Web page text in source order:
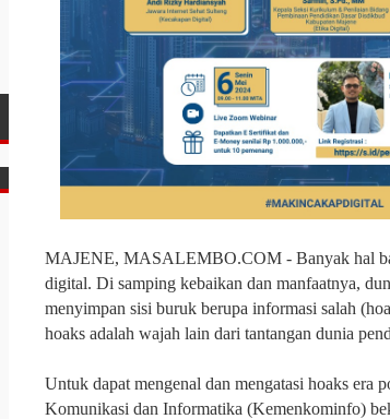
MAJENE, MASALEMBO.COM - Banyak hal
digital. Di samping kebaikan dan manfaatnya,
menyimpan sisi buruk berupa informasi salah
hoaks adalah wajah lain dari tantangan dunia
Untuk dapat mengenal dan mengatasi hoaks era
Komunikasi dan Informatika (Kemenkominfo)